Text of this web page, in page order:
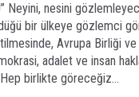
Neyini, nesini
bir ülkeye gözlemci
Avrupa Birliği ve
adalet ve insan
Hep birlikte göreceğiz…